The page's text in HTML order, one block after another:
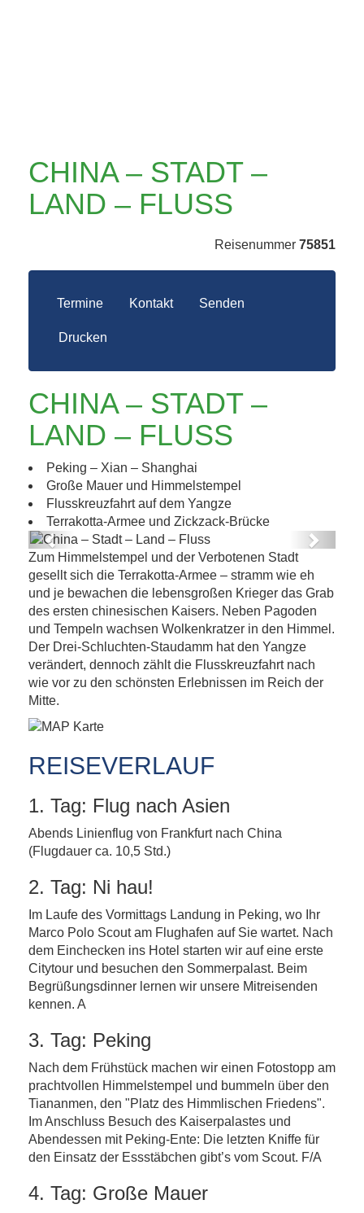
CHINA – STADT –
LAND – FLUSS
Reisenummer 75851
Termine Kontakt Senden
Drucken
CHINA – STADT –
LAND – FLUSS
Peking – Xian – Shanghai
Große Mauer und Himmelstempel
Flusskreuzfahrt auf dem Yangze
Terrakotta-Armee und Zickzack-Brücke
China – Stadt – Land – Fluss
Previous Next
Zum Himmelstempel und der Verbotenen Stadt
gesellt sich die Terrakotta-Armee – stramm wie eh
und je bewachen die lebensgroßen Krieger das Grab
des ersten chinesischen Kaisers. Neben Pagoden
und Tempeln wachsen Wolkenkratzer in den Himmel.
Der Drei-Schluchten-Staudamm hat den Yangze
verändert, dennoch zählt die Flusskreuzfahrt nach
wie vor zu den schönsten Erlebnissen im Reich der
Mitte.
REISEVERLAUF
1. Tag: Flug nach Asien
Abends Linienflug von Frankfurt nach China
(Flugdauer ca. 10,5 Std.)
2. Tag: Ni hau!
Im Laufe des Vormittags Landung in Peking, wo Ihr
Marco Polo Scout am Flughafen auf Sie wartet. Nach
dem Einchecken ins Hotel starten wir auf eine erste
Citytour und besuchen den Sommerpalast. Beim
Begrüßungsdinner lernen wir unsere Mitreisenden
kennen. A
3. Tag: Peking
Nach dem Frühstück machen wir einen Fotostopp am
prachtvollen Himmelstempel und bummeln über den
Tiananmen, den "Platz des Himmlischen Friedens".
Im Anschluss Besuch des Kaiserpalastes und
Abendessen mit Peking-Ente: Die letzten Kniffe für
den Einsatz der Essstäbchen gibt’s vom Scout. F/A
4. Tag: Große Mauer